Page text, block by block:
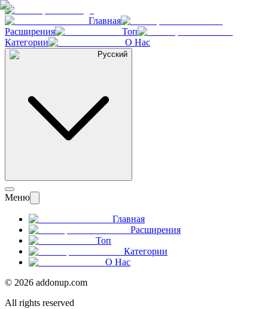
Главная
Расширения
Топ
Категории
О Нас
Русский
Меню
Главная
Расширения
Топ
Категории
О Нас
© 2026 addonup.com
All rights reserved